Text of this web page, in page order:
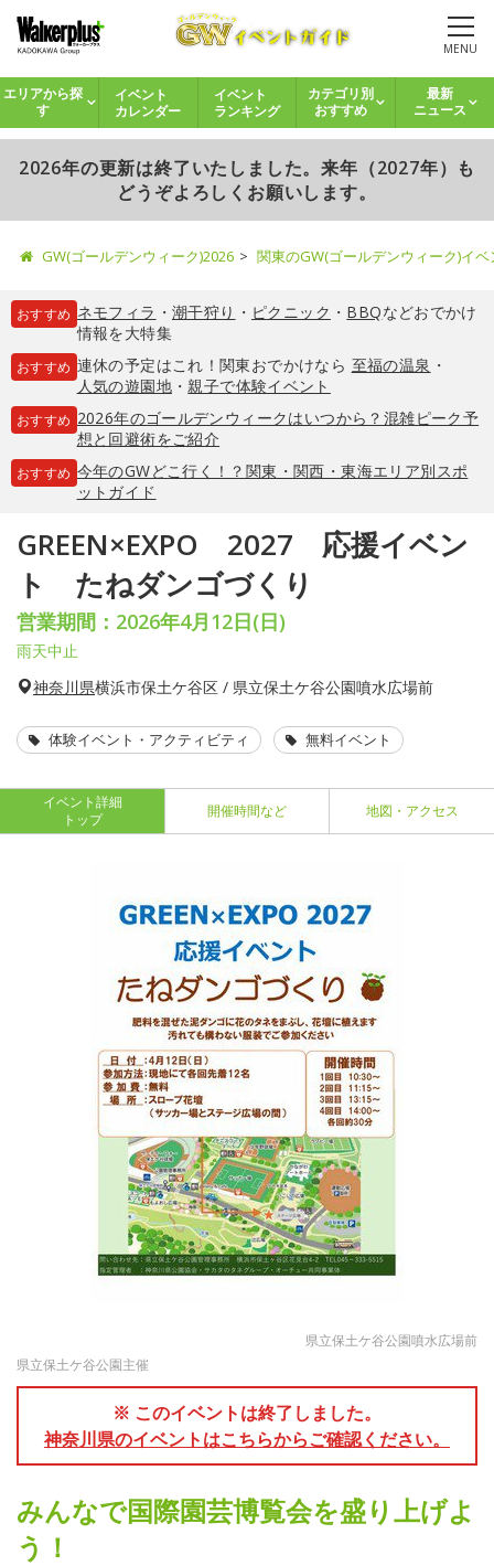
MENU
エリアから探
す
イベント
カレンダー
イベント
ランキング
カテゴリ別
おすすめ
最新
ニュース
2026年の更新は終了いたしました。来年（2027年）も
どうぞよろしくお願いします。
GW(ゴールデンウィーク)2026 関東のGW(ゴールデンウィーク)イ
おすすめ ネモフィラ ・ 潮干狩り ・ ピクニック ・ BBQなどおでかけ
情報を大特集
おすすめ 連休の予定はこれ！関東おでかけなら 至福の温泉 ・
人気の遊園地・親子で体験イベント
おすすめ 2026年のゴールデンウィークはいつから？混雑ピーク予
想と回避術をご紹介
おすすめ 今年のGWどこ行く！？関東・関西・東海エリア別スポ
ットガイド
GREEN×EXPO 2027 応援イベン
ト たねダンゴづくり
営業期間：2026年4月12日(日)
雨天中止
神奈川県横浜市保土ケ谷区 / 県立保土ケ谷公園噴水広場前
体験イベント・アクティビティ 無料イベント
イベント詳細
トップ
開催時間など 地図・アクセス
県立保土ケ谷公園噴水広場前
県立保土ケ谷公園主催
※ このイベントは終了しました。
神奈川県のイベントはこちらからご確認ください。
みんなで国際園芸博覧会を盛り上げよ
う！